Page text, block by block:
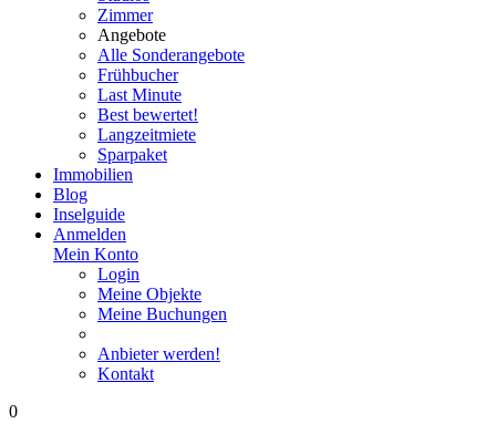
Zimmer
Angebote
Alle Sonderangebote
Frühbucher
Last Minute
Best bewertet!
Langzeitmiete
Sparpaket
Immobilien
Blog
Inselguide
Anmelden
Mein Konto
Login
Meine Objekte
Meine Buchungen
Anbieter werden!
Kontakt
0